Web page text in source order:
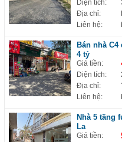
Diện tích:
Địa chỉ:
Liên hệ:
Bán nhà
4 tỷ
Giá tiền:
Diện tích:
Địa chỉ:
Liên hệ:
Nhà 5 tầng
La
Giá tiền: